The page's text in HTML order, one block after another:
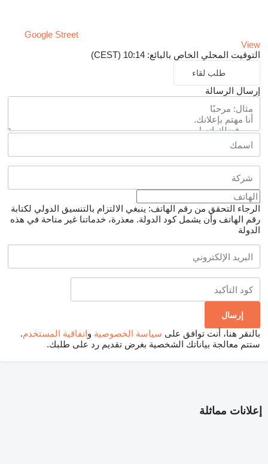
Google Street
View
التوقيت المحلي الخاص بالبائع: 10:14 (CEST)
طلب لقاء
إرسال الرسالة
الرجاء التحقق من رقم الهاتف: ينبغي الالتزام بالتنسيق الدولي لكتابة
رقم الهاتف وأن يشمل كود الدولة. معذرة، خدماتنا غير متاحة في هذه
الدولة
بالنقر هنا، أنت توافق على سياسة الخصوصية واتفاقية المستخدم.
ستتم معالجة بياناتك الشخصية بغرض تقديم رد على طلبك.
إعلانات مماثلة